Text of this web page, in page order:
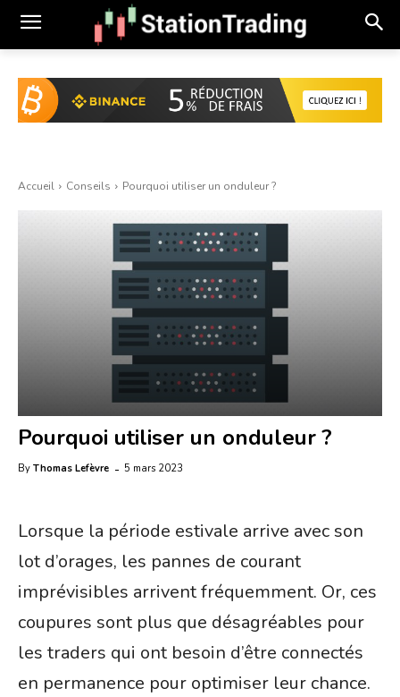
Accueil Conseils Pourquoi utiliser un onduleur ?
Pourquoi utiliser un onduleur ?
By Thomas Lefèvre - 5 mars 2023
Lorsque la période estivale arrive avec son
lot d’orages, les pannes de courant
imprévisibles arrivent fréquemment. Or, ces
coupures sont plus que désagréables pour
les traders qui ont besoin d’être connectés
en permanence pour optimiser leur chance.